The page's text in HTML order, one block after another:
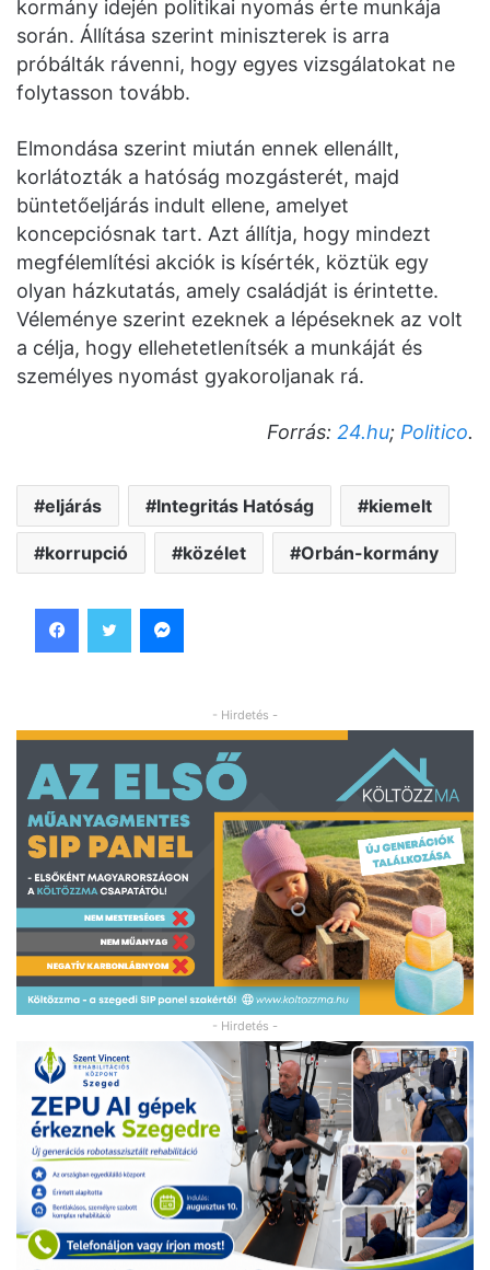
kormány idején politikai nyomás érte munkája
során. Állítása szerint miniszterek is arra
próbálták rávenni, hogy egyes vizsgálatokat ne
folytasson tovább.
Elmondása szerint miután ennek ellenállt,
korlátozták a hatóság mozgásterét, majd
büntetőeljárás indult ellene, amelyet
koncepciósnak tart. Azt állítja, hogy mindezt
megfélemlítési akciók is kísérték, köztük egy
olyan házkutatás, amely családját is érintette.
Véleménye szerint ezeknek a lépéseknek az volt
a célja, hogy ellehetetlenítsék a munkáját és
személyes nyomást gyakoroljanak rá.
Forrás: 24.hu; Politico.
eljárás Integritás Hatóság kiemelt
korrupció közélet Orbán-kormány
- Hirdetés -
- Hirdetés -